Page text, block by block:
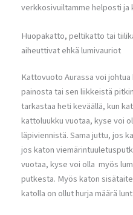
verkkosivuiltamme helposti ja
Huopakatto, peltikatto tai
aiheuttivat ehkä lumivauriot
Kattovuoto Aurassa voi
painosta tai sen liikkeistä
tarkastaa heti keväällä, kun
kattoluukku vuotaa, kyse voi
läpiviennistä. Sama juttu, jos
jos katon
vuotaa, kyse voi olla myös
putkesta. Myös katon
katolla on ollut hurja määrä